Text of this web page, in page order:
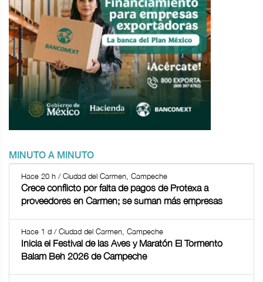
MINUTO A MINUTO
Hace 20 h / Ciudad del Carmen, Campeche
Crece conflicto por falta de pagos de Protexa a
proveedores en Carmen; se suman más empresas
Hace 1 d / Ciudad del Carmen, Campeche
Inicia el Festival de las Aves y Maratón El Tormento
Balam Beh 2026 de Campeche